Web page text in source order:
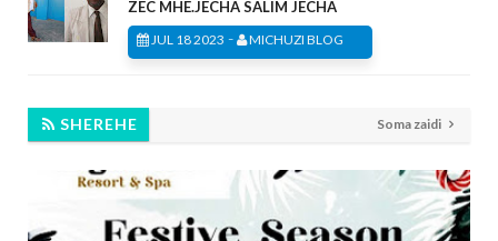
ZEC MHE.JECHA SALIM JECHA
JUL 18 2023 - MICHUZI BLOG
SHEREHE Soma zaidi